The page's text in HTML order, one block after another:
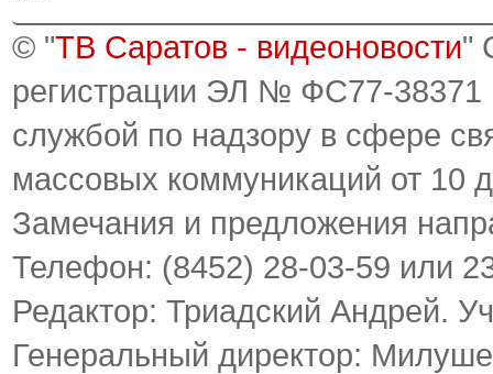
© "ТВ Саратов - видеоновости"
регистрации ЭЛ № ФС77-38371
службой по надзору в сфере
массовых коммуникаций от 10
Замечания и предложения
Телефон: (8452) 28-03-59 или
Редактор: Триадский Андрей.
Генеральный директор: